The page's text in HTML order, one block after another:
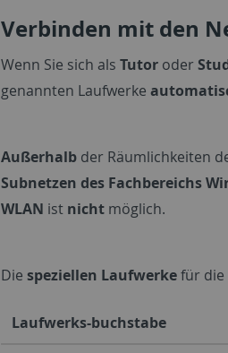
Verbinden mit den
Wenn Sie sich als Tutor oder
genannten Laufwerke
Außerhalb der Räumlichkeiten
Subnetzen des Fachbereichs
WLAN ist nicht möglich.
Die speziellen Laufwerkefür die
Laufwerks-buchstabe